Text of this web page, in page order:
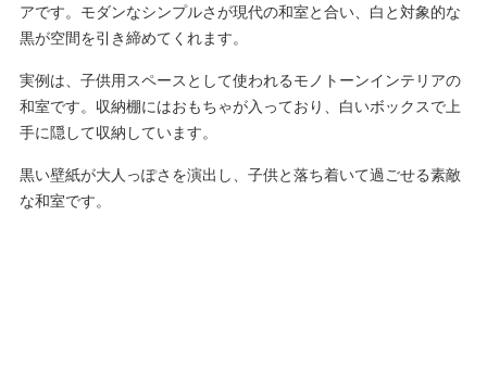
アです。モダンなシンプルさが現代の和室と合い、白と対象的な
黒が空間を引き締めてくれます。
実例は、子供用スペースとして使われるモノトーンインテリアの
和室です。収納棚にはおもちゃが入っており、白いボックスで上
手に隠して収納しています。
黒い壁紙が大人っぽさを演出し、子供と落ち着いて過ごせる素敵
な和室です。